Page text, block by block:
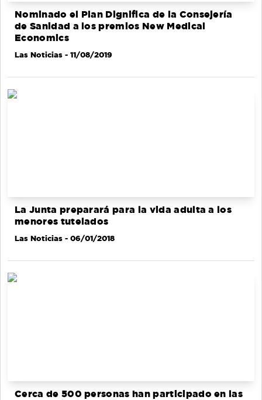
Nominado el Plan Dignifica de la Consejería
de Sanidad a los premios New Medical
Economics
Las Noticias - 11/08/2019
La Junta preparará para la vida adulta a los
menores tutelados
Las Noticias - 06/01/2018
Cerca de 500 personas han participado en las